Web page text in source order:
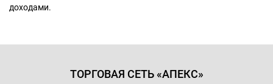
доходами.
ТОРГОВАЯ СЕТЬ «АПЕКС»